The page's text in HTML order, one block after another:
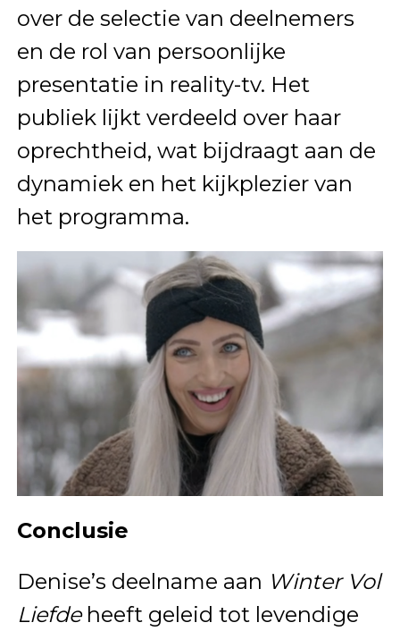
over de selectie van deelnemers
en de rol van persoonlijke
presentatie in reality-tv. Het
publiek lijkt verdeeld over haar
oprechtheid, wat bijdraagt aan de
dynamiek en het kijkplezier van
het programma.
Conclusie
Denise’s deelname aan Winter Vol
Liefdeheeft geleid tot levendige